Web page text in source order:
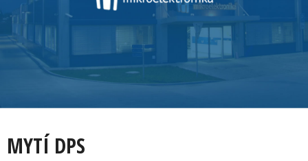
MYTÍ DPS